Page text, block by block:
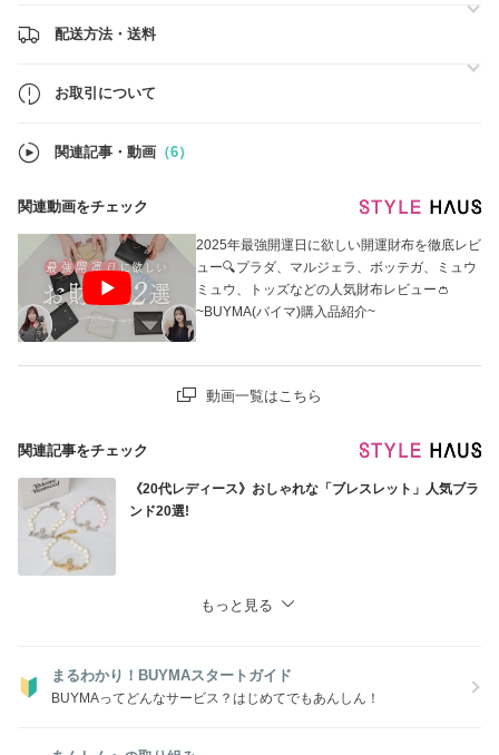
→
https://www.buyma.com/buyer/841549/post/337736.html
当店では在庫確認の事前問合せは不要です。
買付済の商品のみを販売しており手元に在庫がございます。
※なお、システム上、他サイトでも販売しているため、タイムラグによ
あらかじめご了承ください。
配送方法・送料
お取引について
関連記事・動画 （6）
関連動画をチェック
2025年最強開運日に欲しい開運財布を徹底レビ
ュー🔍プラダ、マルジェラ、ボッテガ、ミュウ
ミュウ、トッズなどの人気財布レビュー👛
~BUYMA(バイマ)購入品紹介~
動画一覧はこちら
関連記事をチェック
《20代レディース》おしゃれな「ブレスレット」人気ブラ
ンド20選!
もっと見る
まるわかり！BUYMAスタートガイド
BUYMAってどんなサービス？はじめてでもあんしん！